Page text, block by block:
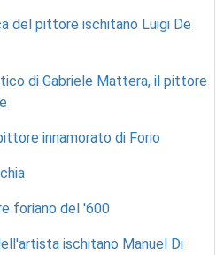
del pittore ischitano Luigi De
di Gabriele Mattera, il pittore
innamorato di Forio
foriano del '600
ischitano Manuel Di